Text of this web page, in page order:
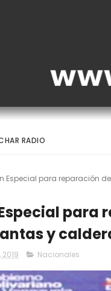
RADIO
Especial para reparación
para
y
Nacionales